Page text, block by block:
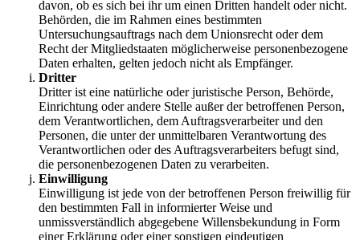
davon, ob es sich bei ihr um einen Dritten handelt oder nicht.
Behörden, die im Rahmen eines bestimmten
Untersuchungsauftrags nach dem Unionsrecht oder dem
Recht der Mitgliedstaaten möglicherweise personenbezogene
Daten erhalten, gelten jedoch nicht als Empfänger.
Dritter
Dritter ist eine natürliche oder juristische Person, Behörde,
Einrichtung oder andere Stelle außer der betroffenen Person,
dem Verantwortlichen, dem Auftragsverarbeiter und den
Personen, die unter der unmittelbaren Verantwortung des
Verantwortlichen oder des Auftragsverarbeiters befugt sind,
die personenbezogenen Daten zu verarbeiten.
Einwilligung
Einwilligung ist jede von der betroffenen Person freiwillig für
den bestimmten Fall in informierter Weise und
unmissverständlich abgegebene Willensbekundung in Form
einer Erklärung oder einer sonstigen eindeutigen